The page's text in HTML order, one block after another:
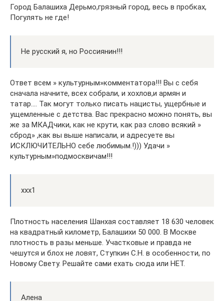
Город Балашиха Дерьмо,грязный город, весь в пробках,
Погулять не где!
Не русский я, но Россиянин!!!
Ответ всем » культурным»комментатора!!! Вы с себя
сначала начните, всех собрали, и хохлов,и армян и
татар…. Так могут только писать нацисты, ущербные и
ущемленные с детства. Вас прекрасно можно понять, вы
же за МКАДчики, как не крути, как раз слово всякий »
сброд» ,как вы выше написали, и адресуете вы
ИСКЛЮЧИТЕЛЬНО себе любимым.!))) Удачи »
культурным»подмосквичам!!!
ххх1
Плотность населения Шанхая составляет 18 630 человек
на квадратный километр, Балашихи 50 000. В Москве
плотность в разы меньше. Участковые и правда не
чешутся и блох не ловят, Ступкин С.Н. в особенности, по
Новому Свету. Решайте сами ехать сюда или НЕТ.
Алена